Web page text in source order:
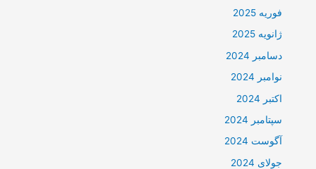
فوریه 2025
ژانویه 2025
دسامبر 2024
نوامبر 2024
اکتبر 2024
سپتامبر 2024
آگوست 2024
جولای 2024